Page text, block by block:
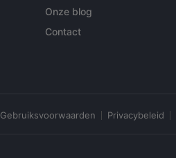
Onze blog
Contact
Gebruiksvoorwaarden Privacybeleid